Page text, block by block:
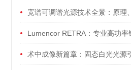
宽谱可调谐光源技术全景：原理
Lumencor RETRA：专业高功率
术中成像新篇章：固态白光光源